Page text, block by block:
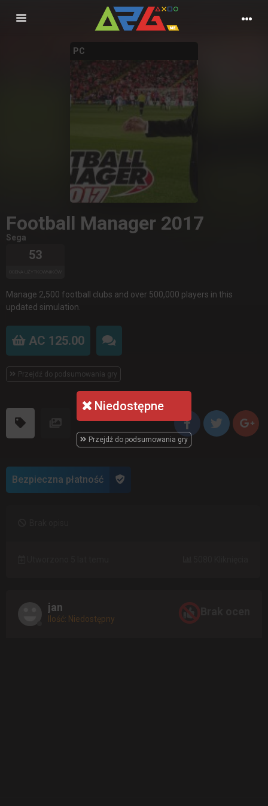
Nawigacja
Niedostępne
Przejdź do podsumowania gry
PC
Football Manager 2017
Sega
53
OCENA UŻYTKOWNIKÓW
Manage 2,500 football clubs and over 500,000 players in this
updated simulation.
AC 125.00
Przejdź do podsumowania gry
Bezpieczna płatność
jan
Ilość: Niedostępny